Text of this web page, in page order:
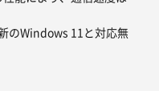
のWindows 11と対応無